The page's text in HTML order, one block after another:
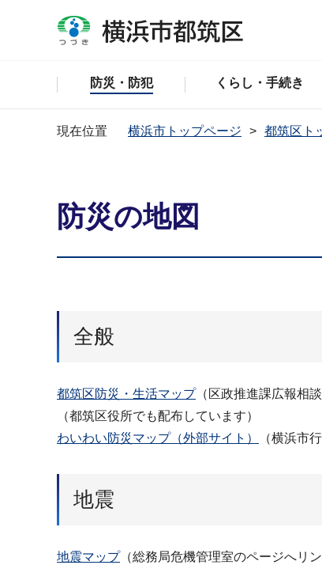
防災・防犯 くらし・手続き
現在位置 横浜市トップページ 都筑区ト
防災の地図
全般
都筑区防災・生活マップ（区政推進課広報相
（都筑区役所でも配布しています）
わいわい防災マップ（外部サイト）
（横浜市
地震
地震マップ（総務局危機管理室のページへリン